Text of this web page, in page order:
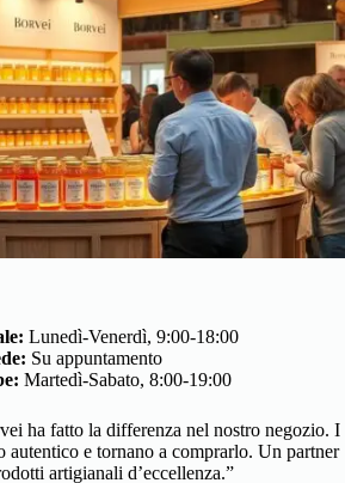
Lunedì-Venerdì, 9:00-18:00
Su appuntamento
Martedì-Sabato, 8:00-19:00
ha fatto la differenza nel nostro negozio. I
autentico e tornano a comprarlo. Un partner
artigianali d’eccellenza.”